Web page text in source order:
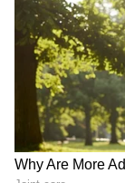
ವಂಚನೆಯ
ತಕ್ಷಣ
ಕೃತ್ಯವನ್ನು
ಲೂಟಿ ಮಾಡುವ
ಪ್ರೀತಿಯ
ಮುಂದೆ
ಬಂಧಿಸಿದ್ದು,